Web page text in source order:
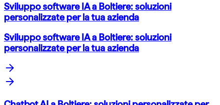
Sviluppo software IA a Boltiere: soluzioni
personalizzate per la tua azienda
Sviluppo software IA a Boltiere: soluzioni
personalizzate per la tua azienda